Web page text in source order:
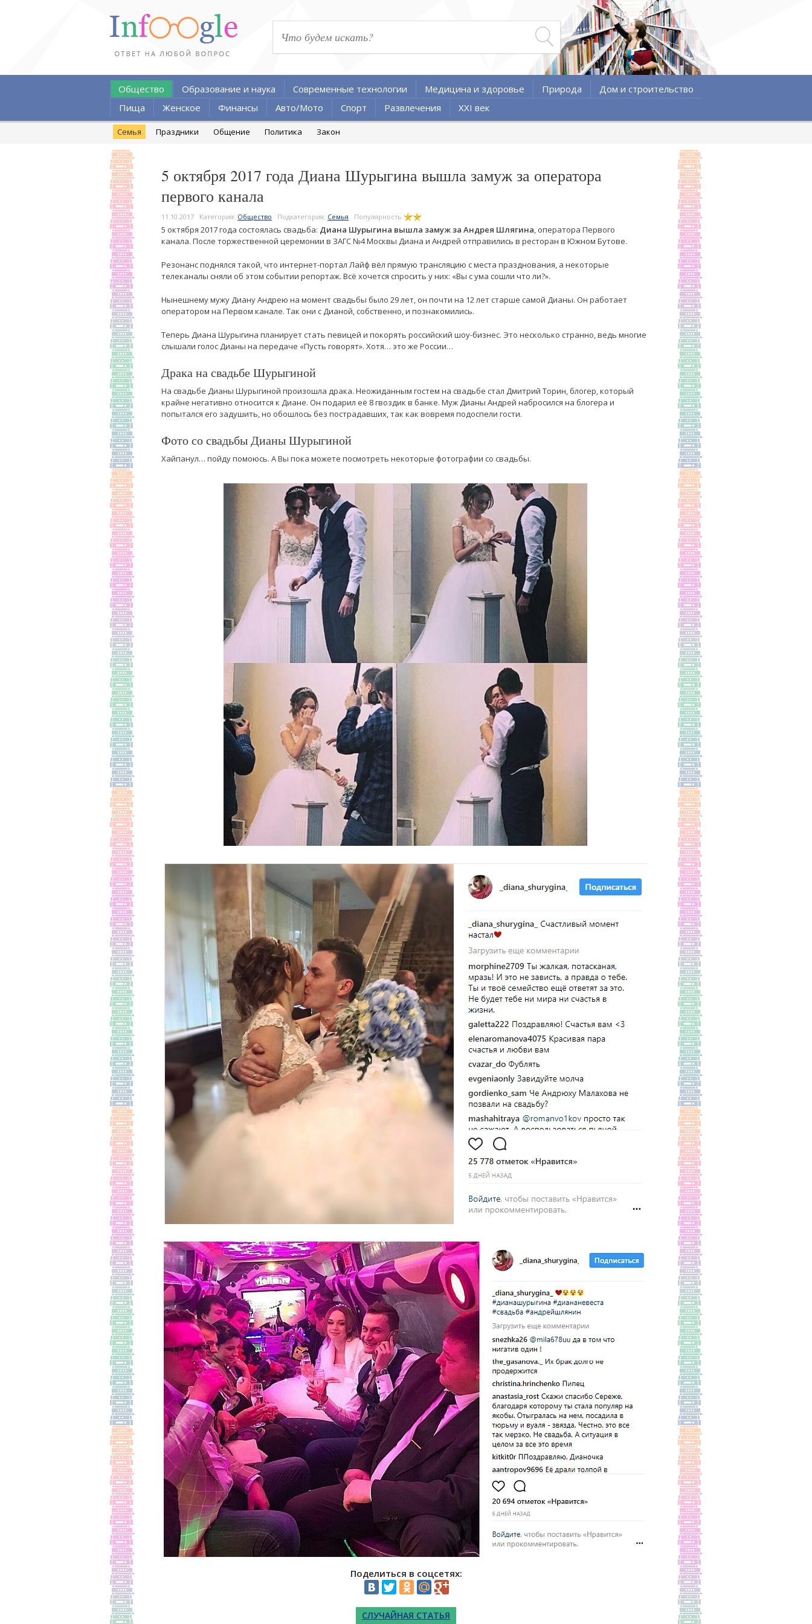
Общество Образование и наука Современные технологии Медицина и здоровье Природа
Дом и строительство
Пища
Женское Финансы Авто/Мото Спорт Развлечения XXI век
Семья Праздники Общение Политика Закон
5 октября 2017 года Диана Шурыгина вышла замуж за оператора
первого канала
11.10.2017 Категория: Общество Подкатегория: Семья Популярность
5 октября 2017 года состоялась свадьба: Диана Шурыгина вышла замуж за Андрея Шлягина, оператора Первого
канала. После торжественной церемонии в ЗАГС №4 Москвы Диана и Андрей отправились в ресторан в Южном Бутове.
Резонанс поднялся такой, что интернет-портал Лайф вёл прямую трансляцию с места празднования, а некоторые
телеканалы сняли об этом событии репортаж. Всё хочется спросить у них: «Вы с ума сошли что ли?».
Нынешнему мужу Диану Андрею на момент свадьбы было 29 лет, он почти на 12 лет старше самой Дианы. Он работает
оператором на Первом канале. Так они с Дианой, собственно, и познакомились.
Теперь Диана Шурыгина планирует стать певицей и покорять российский шоу-бизнес. Это несколько странно, ведь многие
слышали голос Дианы на передаче «Пусть говорят». Хотя… это же России…
Драка на свадьбе Шурыгиной
На свадьбе Дианы Шурыгиной произошла драка. Неожиданным гостем на свадьбе стал Дмитрий Торин, блогер, который
крайне негативно относится к Диане. Он подарил её 8 гвоздик в банке. Муж Дианы Андрей набросился на блогера и
попытался его задушить, но обошлось без пострадавших, так как вовремя подоспели гости.
Фото со свадьбы Дианы Шурыгиной
Хайпанул… пойду помоюсь. А Вы пока можете посмотреть некоторые фотографии со свадьбы.
Поделиться в соцсетях:
СЛУЧАЙНАЯ СТАТЬЯ